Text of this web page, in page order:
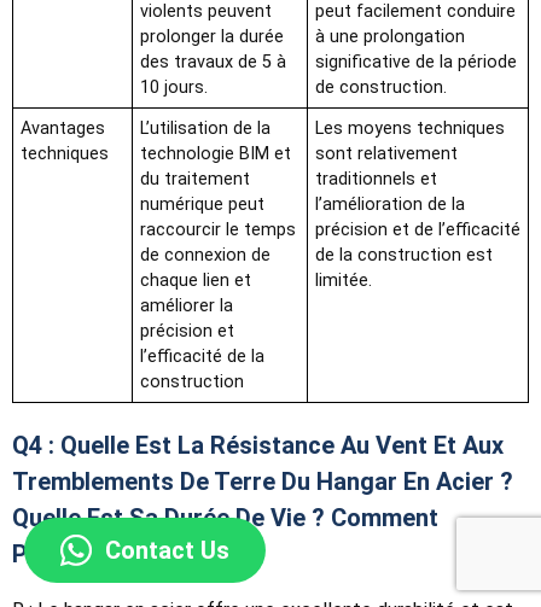
violents peuvent
prolonger la durée
des travaux de 5 à
10 jours.
peut facilement conduire
à une prolongation
significative de la période
de construction.
Avantages
techniques
L’utilisation de la
technologie BIM et
du traitement
numérique peut
raccourcir le temps
de connexion de
chaque lien et
améliorer la
précision et
l’efficacité de la
construction
Les moyens techniques
sont relativement
traditionnels et
l’amélioration de la
précision et de l’efficacité
de la construction est
limitée.
Q4 : Quelle Est La Résistance Au Vent Et Aux
Tremblements De Terre Du Hangar En Acier ?
Quelle Est Sa Durée De Vie ? Comment
Prévenir La Rouille ?
Contact Us